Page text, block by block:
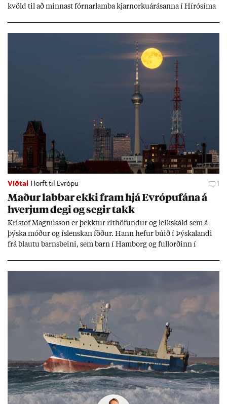
kvöld til að minn­ast fórn­ar­lamba kjarn­orku­árás­anna í Hírósíma
Viðtal Horft til Evrópu 1
Mað­ur labb­ar ekki fram hjá Evr­ópuf­ána á
hverj­um degi og seg­ir takk
Kri­stof Magnús­son er þekkt­ur rit­höf­und­ur og leik­skáld sem á
þýska móð­ur og ís­lensk­an föð­ur. Hann hef­ur bú­ið í Þýskalandi
frá blautu barns­beini, sem barn í Ham­borg og full­orð­inn í